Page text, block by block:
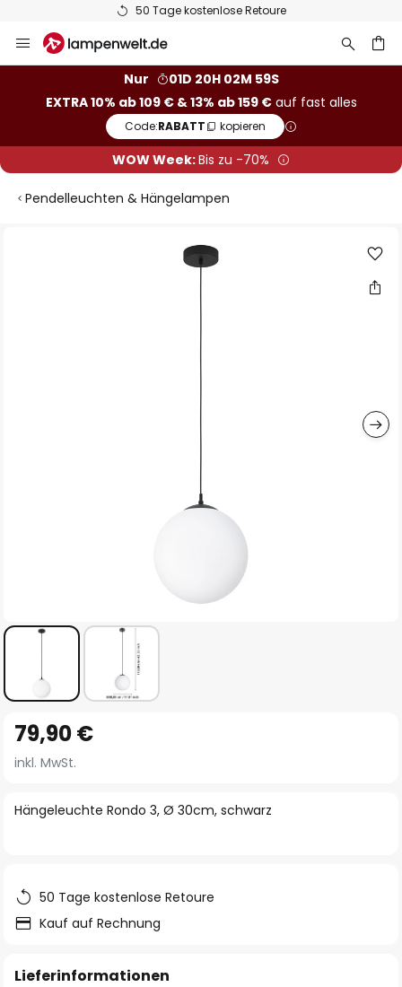
50 Tage kostenlose Retoure
Inhalt
Nur
01D 20H 02M 59S
EXTRA 10% ab 109 € & 13% ab 159 €auf fast alles
Code:RABATT kopieren
WOW Week:Bis zu -70%
Pendelleuchten & Hängelampen
Anfang
der
springen
Hängeleuchte Rondo 3, Ø 30cm, schwarz
79,90 €
inkl. MwSt.
50 Tage kostenlose Retoure
Kauf auf Rechnung
Lieferinformationen